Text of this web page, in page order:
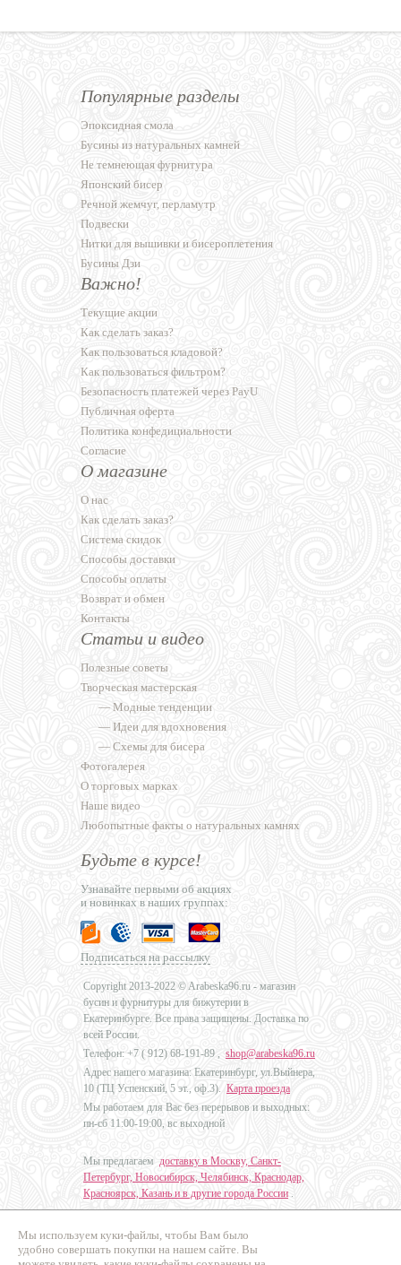
Мы используем куки-файлы, чтобы Вам было
удобно совершать покупки на нашем сайте. Вы
Популярные разделы
Эпоксидная смола
Бусины из натуральных камней
Не темнеющая фурнитура
Японский бисер
Речной жемчуг, перламутр
Подвески
Нитки для вышивки и бисероплетения
Бусины Дзи
Важно!
Текущие акции
Как сделать заказ?
Как пользоваться кладовой?
Как пользоваться фильтром?
Безопасность платежей через PayU
Публичная оферта
Политика конфедициальности
Согласие
О магазине
О нас
Как сделать заказ?
Система скидок
Способы доставки
Способы оплаты
Возврат и обмен
Контакты
Статьи и видео
Полезные советы
Творческая мастерская
— Модные тенденции
— Идеи для вдохновения
— Схемы для бисера
Фотогалерея
О торговых марках
Наше видео
Любопытные факты о натуральных камнях
Будьте в курсе!
Узнавайте первыми об акциях
и новинках в наших группах:
Подписаться на рассылку
Copyright 2013-2022 © Arabeska96.ru - магазин
бусин и фурнитуры для бижутерии в
Екатеринбурге. Все права защищены. Доставка по
всей России.
Телефон: +7 ( 912) 68-191-89 , shop@arabeska96.ru
Адрес нашего магазина: Екатеринбург, ул.Выйнера,
10 (ТЦ Успенский, 5 эт., оф.3). Карта проезда
Мы работаем для Вас без перерывов и выходных:
пн-сб 11:00-19:00, вс выходной
Мы предлагаем доставку в Москву, Санкт-
Петербург, Новосибирск, Челябинск, Краснодар,
Красноярск, Казань и в другие города России .
Дизайн - Наталья Мальцева